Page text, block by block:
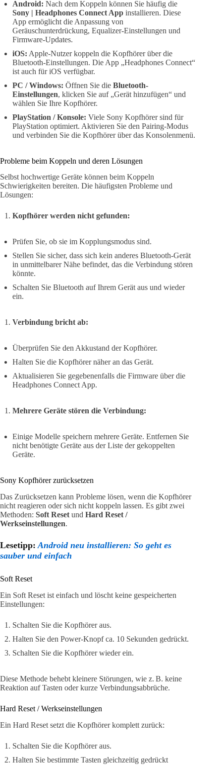
Android: Nach dem Koppeln können Sie häufig die
Sony | Headphones Connect App installieren. Diese
App ermöglicht die Anpassung von
Geräuschunterdrückung, Equalizer-Einstellungen und
Firmware-Updates.
iOS: Apple-Nutzer koppeln die Kopfhörer über die
Bluetooth-Einstellungen. Die App „Headphones Connect“
ist auch für iOS verfügbar.
PC / Windows: Öffnen Sie die Bluetooth-
Einstellungen, klicken Sie auf „Gerät hinzufügen“ und
wählen Sie Ihre Kopfhörer.
PlayStation / Konsole: Viele Sony Kopfhörer sind für
PlayStation optimiert. Aktivieren Sie den Pairing-Modus
und verbinden Sie die Kopfhörer über das Konsolenmenü.
Probleme beim Koppeln und deren Lösungen
Selbst hochwertige Geräte können beim Koppeln
Schwierigkeiten bereiten. Die häufigsten Probleme und
Lösungen:
Kopfhörer werden nicht gefunden:
Prüfen Sie, ob sie im Kopplungsmodus sind.
Stellen Sie sicher, dass sich kein anderes Bluetooth-Gerät
in unmittelbarer Nähe befindet, das die Verbindung stören
könnte.
Schalten Sie Bluetooth auf Ihrem Gerät aus und wieder
ein.
Verbindung bricht ab:
Überprüfen Sie den Akkustand der Kopfhörer.
Halten Sie die Kopfhörer näher an das Gerät.
Aktualisieren Sie gegebenenfalls die Firmware über die
Headphones Connect App.
Mehrere Geräte stören die Verbindung:
Einige Modelle speichern mehrere Geräte. Entfernen Sie
nicht benötigte Geräte aus der Liste der gekoppelten
Geräte.
Sony Kopfhörer zurücksetzen
Das Zurücksetzen kann Probleme lösen, wenn die Kopfhörer
nicht reagieren oder sich nicht koppeln lassen. Es gibt zwei
Methoden: Soft Reset und Hard Reset /
Werkseinstellungen.
Lesetipp: Android neu installieren: So geht es
sauber und einfach
Soft Reset
Ein Soft Reset ist einfach und löscht keine gespeicherten
Einstellungen:
Schalten Sie die Kopfhörer aus.
Halten Sie den Power-Knopf ca. 10 Sekunden gedrückt.
Schalten Sie die Kopfhörer wieder ein.
Diese Methode behebt kleinere Störungen, wie z. B. keine
Reaktion auf Tasten oder kurze Verbindungsabbrüche.
Hard Reset / Werkseinstellungen
Ein Hard Reset setzt die Kopfhörer komplett zurück:
Schalten Sie die Kopfhörer aus.
Halten Sie bestimmte Tasten gleichzeitig gedrückt